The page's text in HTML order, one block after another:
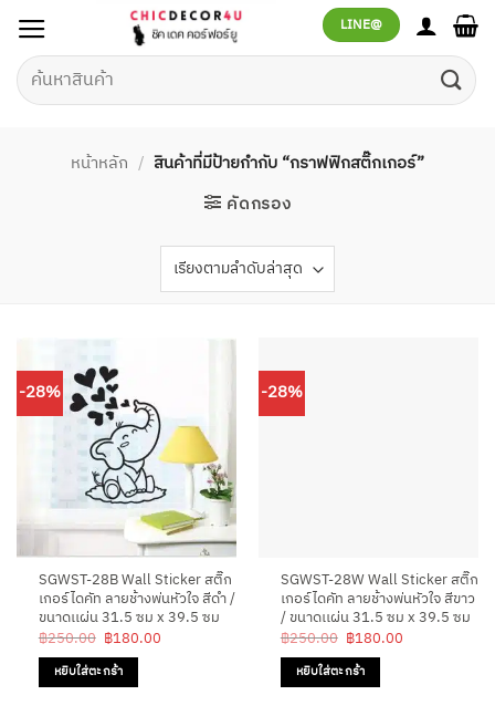
เนื้อหา
LINE@
ค้นหา:
หน้าหลัก / สินค้าที่มีป้ายกำกับ “กราฟฟิกสติ๊กเกอร์”
คัดกรอง
-28%
SGWST-28B Wall Sticker สติ๊ก
เกอร์ไดคัท ลายช้างพ่นหัวใจ สีดำ /
ขนาดเเผ่น 31.5 ซม x 39.5 ซม
฿250.00 Original
price
was:
฿250.00.
฿180.00Current
หยิบใส่ตะกร้า
-28%
SGWST-28W Wall Sticker สติ๊ก
เกอร์ไดคัท ลายช้างพ่นหัวใจ สีขาว
/ ขนาดเเผ่น 31.5 ซม x 39.5 ซม
฿250.00 Original
price
was:
฿250.00.
฿180.00Current
หยิบใส่ตะกร้า